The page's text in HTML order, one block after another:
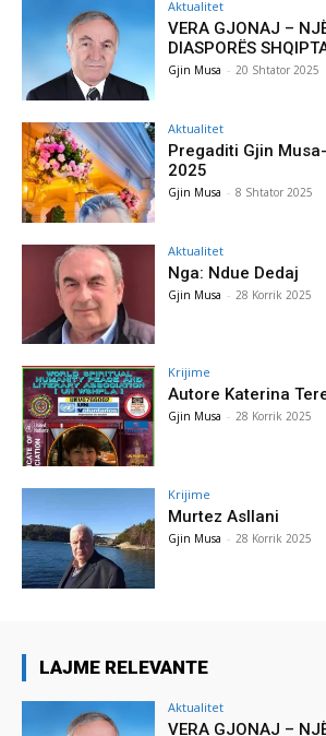
Aktualitet
VERA GJONAJ –
DIASPORËS
Gjin Musa - 20 Shtator 2025
Aktualitet
Pregaditi Gjin
2025
Gjin Musa - 8 Shtator 2025
Aktualitet
Nga: Ndue Dedaj
Gjin Musa - 28 Korrik 2025
Krijime
Autore Katerina
Gjin Musa - 28 Korrik 2025
Krijime
Murtez Asllani
Gjin Musa - 28 Korrik 2025
LAJME RELEVANTE
Aktualitet
VERA GJONAJ –